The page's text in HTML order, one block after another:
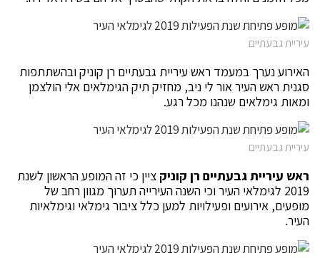
עיריית גבעתיים
האירוע נערך במעמד ראש עיריית גבעתיים רן קוניק ובהשתתפות
סגנית ראש העיר אור לי ניב, מחזיק תיק הגימלאים אלי הולצמן
ומאות גימלאים שנהנו מכל רגע.
עיריית גבעתיים
ראש עיריית גבעתיים רן קוניק ציין כי זה המופע הראשון לשנת
2019 לגימלאי העיר וכי השנה העירייה תערוך מגוון רחב של
מופעים, אירועים ופעילויות למען כלל ציבור גימלאי וגימלאיות
העיר.